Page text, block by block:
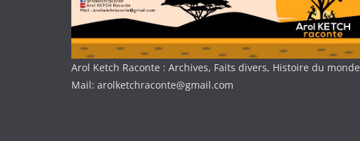
Arol Ketch Raconte : Archives, Faits divers, Histoire du monde
Mail: arolketchraconte@gmail.com